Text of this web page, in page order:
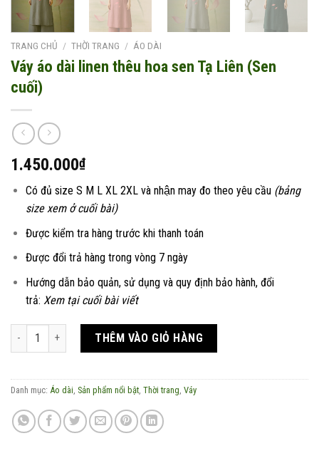
TRANG CHỦ / THỜI TRANG / ÁO DÀI
Váy áo dài linen thêu hoa sen Tạ Liên (Sen
cuối)
1.450.000₫
Có đủ size S M L XL 2XL và nhận may đo theo yêu cầu (bảng
size xem ở cuối bài)
Được kiểm tra hàng trước khi thanh toán
Được đổi trả hàng trong vòng 7 ngày
Hướng dẫn bảo quản, sử dụng và quy định bảo hành, đổi
trả: Xem tại cuối bài viết
Váy áo dài linen thêu hoa sen Tạ Liên (Sen cuối) số lượng
THÊM VÀO GIỎ HÀNG
Danh mục: Áo dài Sản phẩm nổi bật Thời trang Váy